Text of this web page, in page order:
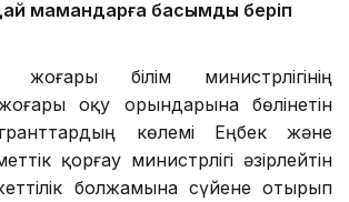
мамандарға басымдық беріп
білім министрлігінің
оқу орындарына бөлінетін
көлемі Еңбек және
қорғау министрлігі әзірлейтін
болжамына сүйене отырып